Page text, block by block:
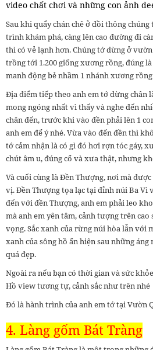
video chất chơi và những con ảnh
Sau khi quẩy chán chê ở đồi thông
trình khám phá, càng lên cao đường đi
thì có vẻ lạnh hơn. Chúng tớ dừng ở
trồng tới 1.200 giống xương rồng, đúng
manh động bẻ nhầm 1 nhánh xương
Địa điểm tiếp theo anh em tớ dừng chân
mong ngóng nhất vì thấy và nghe đến
chân đến, trước khi vào đền phải lên 1
anh em để ý nhé. Vừa vào đến đền thì
tớ cảm nhận là có gì đó hơi rợn tóc gáy,
chút âm u, đúng cổ và xưa thật, nhưng
Và cuối cùng là Đền Thượng, nơi mà
vị. Đền Thượng tọa lạc tại đỉnh núi Ba Vì
đến với đền Thượng, anh em phải leo
mà anh em yên tâm, cảnh tượng trên
vọng. Sắc xanh của rừng núi hòa lẫn với
xanh của sông hồ ẩn hiện sau những
quá đẹp.
Ngoài ra nếu bạn có thời gian và sức
Hồ view tương tự, cảnh sắc như trên nhé
Đó là hành trình của anh em tớ tại Vườn
4. Làng gốm Bát Tràng